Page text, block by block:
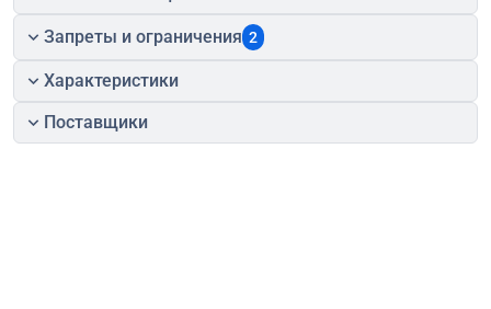
Запреты и ограничения 2
Характеристики
Поставщики